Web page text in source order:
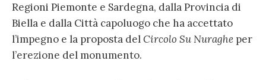
Regioni Piemonte e Sardegna, dalla Provincia di
Biella e dalla Città capoluogo che ha accettato
l’impegno e la proposta delCircolo Su Nuraghe per
l’erezione del monumento.